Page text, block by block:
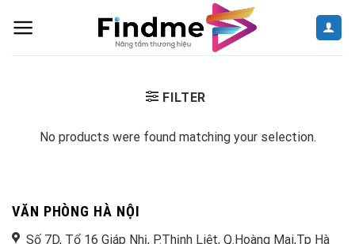
FILTER
No products were found matching your selection.
VĂN PHÒNG HÀ NỘI
Số 7D, Tổ 16 Giáp Nhị, P.Thịnh Liệt, Q.Hoàng Mai,Tp Hà